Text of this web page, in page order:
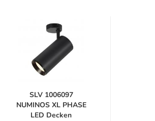
SLV 1006097
NUMINOS XL PHASE
LED Decken